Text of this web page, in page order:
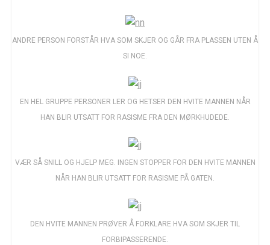
ANDRE PERSON FORSTÅR HVA SOM SKJER OG GÅR FRA PLASSEN UTEN Å
SI NOE.
EN HEL GRUPPE PERSONER LER OG HETSER DEN HVITE MANNEN NÅR
HAN BLIR UTSATT FOR RASISME FRA DEN MØRKHUDEDE.
VÆR SÅ SNILL OG HJELP MEG. INGEN STOPPER FOR DEN HVITE MANNEN
NÅR HAN BLIR UTSATT FOR RASISME PÅ GATEN.
DEN HVITE MANNEN PRØVER Å FORKLARE HVA SOM SKJER TIL
FORBIPASSERENDE.